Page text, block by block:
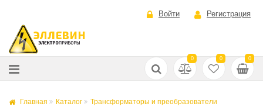
Войти Регистрация
0 0 0
Главная Каталог
Трансформаторы и преобразователи